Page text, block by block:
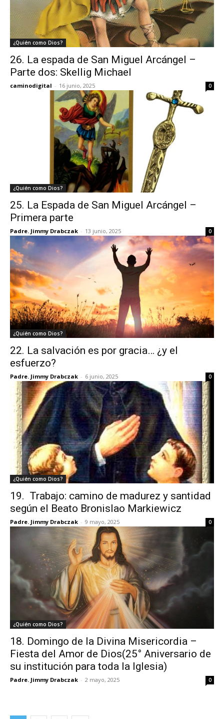
¿Quién como Dios?
26. La espada de San Miguel Arcángel –
Parte dos: Skellig Michael
caminodigital - 16 junio, 2025 0
¿Quién como Dios?
25. La Espada de San Miguel Arcángel –
Primera parte
Padre. Jimmy Drabczak - 13 junio, 2025 0
¿Quién como Dios?
22. La salvación es por gracia… ¿y el
esfuerzo?
Padre. Jimmy Drabczak - 6 junio, 2025 0
¿Quién como Dios?
19. Trabajo: camino de madurez y santidad
según el Beato Bronislao Markiewicz
Padre. Jimmy Drabczak - 9 mayo, 2025 0
¿Quién como Dios?
18. Domingo de la Divina Misericordia –
Fiesta del Amor de Dios(25° Aniversario de
su institución para toda la Iglesia)
Padre. Jimmy Drabczak - 2 mayo, 2025 0